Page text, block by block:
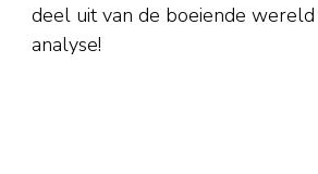
deel uit van de boeiende
analyse!